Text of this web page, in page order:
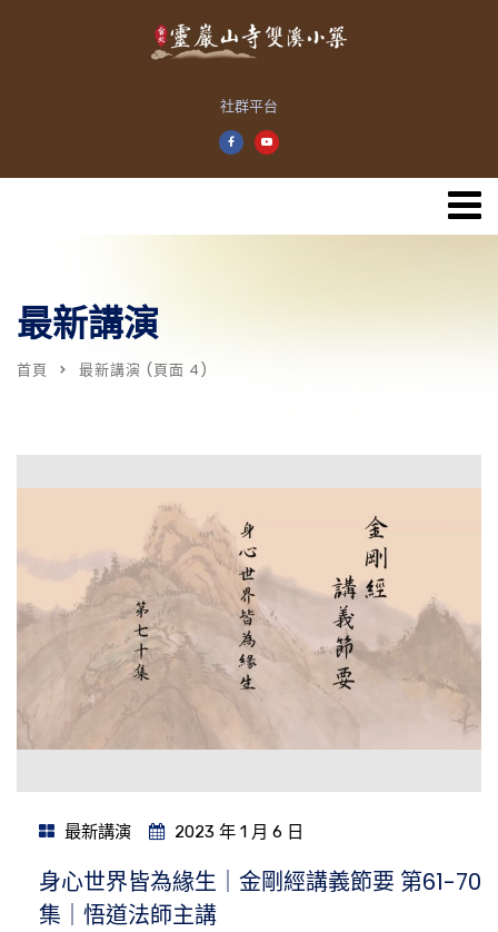
社群平台
最新講演
首頁 最新講演 (頁面 4)
最新講演 2023 年 1 月 6 日
身心世界皆為緣生｜金剛經講義節要 第61-70
集｜悟道法師主講